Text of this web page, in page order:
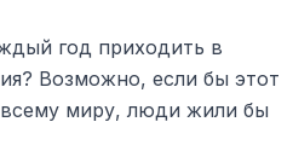
год приходить в
Возможно, если бы этот
миру, люди жили бы